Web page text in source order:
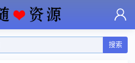
搜索